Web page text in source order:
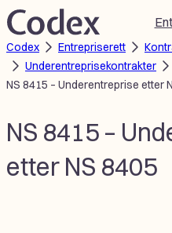
Hopp
til
innhold
Codex Entrepriserett
Underentreprisekontrakter
NS 8415 – Underentreprise etter
NS 8415 –
etter NS 8405